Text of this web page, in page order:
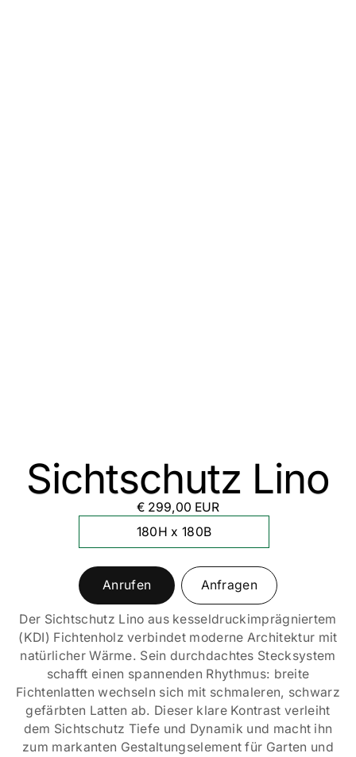
Sichtschutz Lino
€ 299,00 EUR
180H x 180B
Anrufen Anfragen
Der Sichtschutz Lino aus kesseldruckimprägniertem
(KDI) Fichtenholz verbindet moderne Architektur mit
natürlicher Wärme. Sein durchdachtes Stecksystem
schafft einen spannenden Rhythmus: breite
Fichtenlatten wechseln sich mit schmaleren, schwarz
gefärbten Latten ab. Dieser klare Kontrast verleiht
dem Sichtschutz Tiefe und Dynamik und macht ihn
zum markanten Gestaltungselement für Garten und